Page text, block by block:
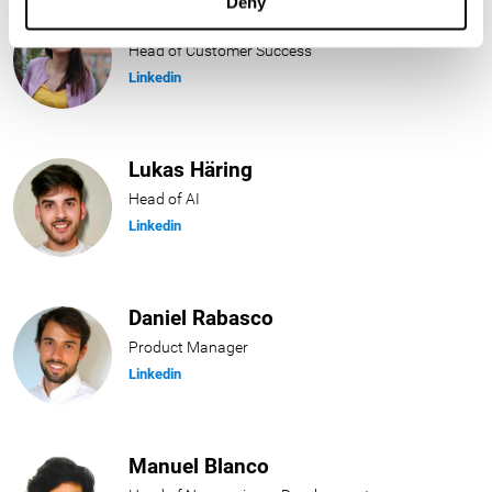
Blanca Fuertes
Head of Customer Success
Linkedin
Lukas Häring
Head of AI
Linkedin
Daniel Rabasco
Product Manager
Linkedin
Manuel Blanco